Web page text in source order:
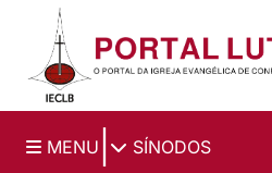
Ir para o conteúdo principal
MENU SÍNODOS